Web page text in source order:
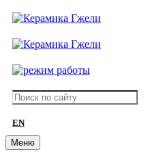
EN
Меню